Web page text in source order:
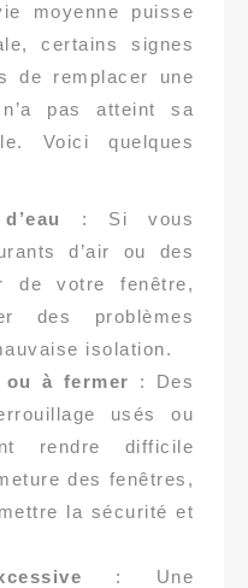
moyenne puisse
certains signes
de remplacer une
pas atteint sa
Voici quelques
: Si vous
d’air ou des
de votre fenêtre,
des problèmes
isolation.
à fermer
: Des
usés ou
rendre difficile
des fenêtres,
la sécurité et
: Une